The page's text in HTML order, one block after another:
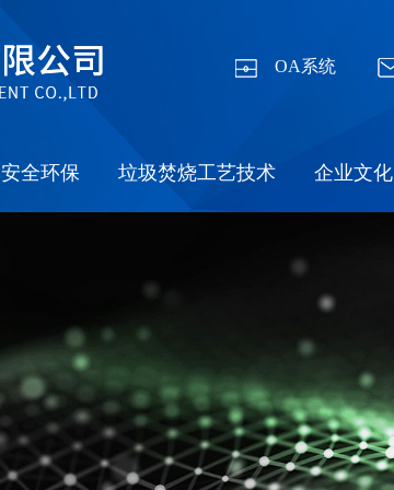
OA系统
安全环保 垃圾焚烧工艺技术 企业文化